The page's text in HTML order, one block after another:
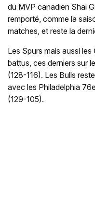
du MVP canadien Shai
remporté, comme la
matches, et reste la
Les Spurs mais aussi
battus, ces derniers sur
(128-116). Les Bulls
avec les Philadelphia
(129-105).